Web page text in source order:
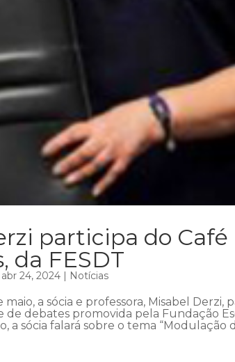
participa do Café
da FESDT
abr 24, 2024 | Notícias
a sócia e professora, Misabel Derzi,
de debates promovida pela Fundação
a sócia falará sobre o tema “Modulação